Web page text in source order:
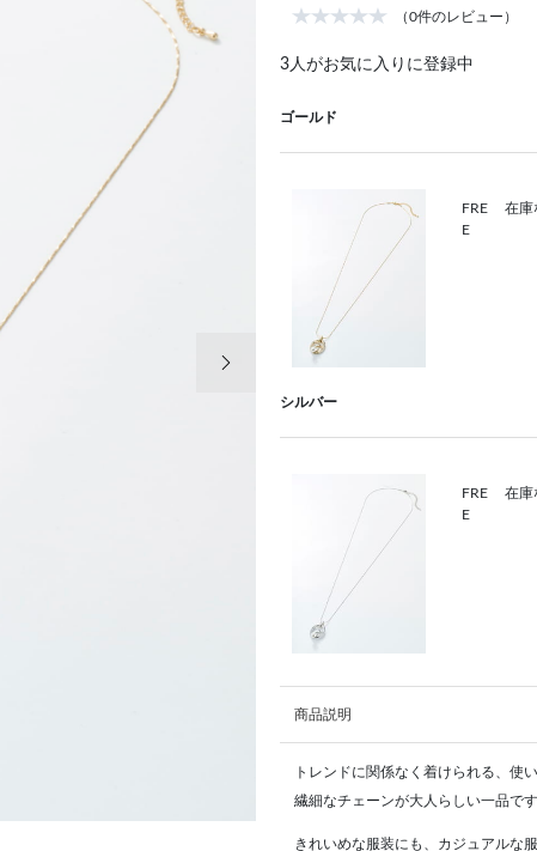
（0件のレビュー）
3人がお気に入りに登録中
ゴールド
FRE
E
在庫
シルバー
FRE
E
在庫
商品説明
トレンドに関係なく着けられる、使
繊細なチェーンが大人らしい一品です
きれいめな服装にも、カジュアルな